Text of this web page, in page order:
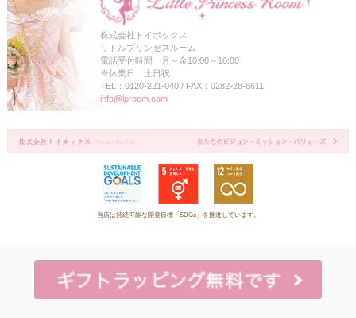
株式会社トイボックス
リトルプリンセスルーム
電話受付時間 月～金10:00～16:00
※休業日…土日祝
TEL：0120-221-040 / FAX：0282-28-6611
info@lproom.com
当店は持続可能な開発目標「SDGs」を推進しています。